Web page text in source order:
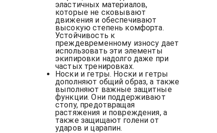
эластичных материалов,
которые не сковывают
движения и обеспечивают
высокую степень комфорта.
Устойчивость к
преждевременному износу дает
использовать эти элементы
экипировки надолго даже при
частых тренировках.
Носки и гетры. Носки и гетры
дополняют общий образ, а также
выполняют важные защитные
функции. Они поддерживают
стопу, предотвращая
растяжения и повреждения, а
также защищают голени от
ударов и царапин.